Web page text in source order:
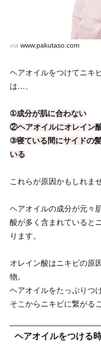
via www.pakutaso.com
ヘアオイルをつけてニキ
は…、
①成分が肌に合わない
②ヘアオイルにオレイン
③寝ている間にサイドの
いる
これらが原因かもしれま
ヘアオイルの成分が元々
酸が多く含まれていると
ります。
オレイン酸はニキビの原
物。
ヘアオイルをたっぷりつ
そこからニキビに繋がる
ヘアオイルをつける